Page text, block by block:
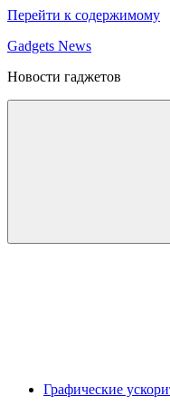
Перейти к содержимому
Gadgets News
Новости гаджетов
Графические